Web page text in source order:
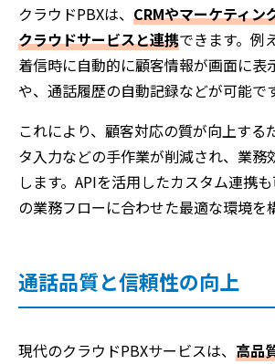
クラウドPBXは、 CRMやマーケティン
クラウドサービスと連携できます。例
着信時に自動的に顧客情報が画面に表
や、通話履歴の自動記録などが可能です
これにより、顧客対応の質が向上する
タ入力などの手作業が削減され、業務
します。APIを活用したカスタム連携
の業務フローに合わせた最適な環境を
通話品質と信頼性の向上
現代のクラウドPBXサービスは、 高品